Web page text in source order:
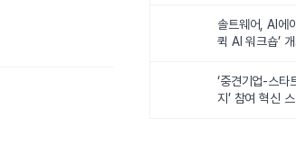
솔트웨어, AI에
퀵 AI 워크숍’
‘중견기업-스타
지’ 참여 혁신